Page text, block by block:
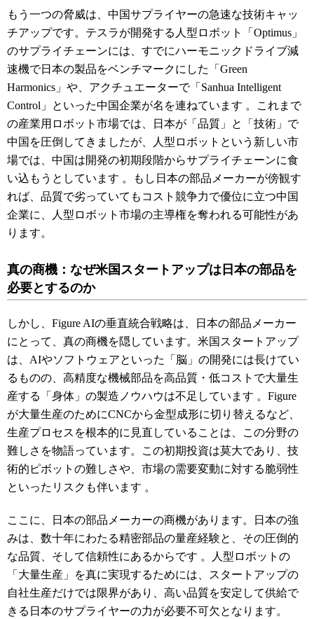
もう一つの脅威は、中国サプライヤーの急速な技術キャッ
チアップです。テスラが開発する人型ロボット「Optimus」
のサプライチェーンには、すでにハーモニックドライブ減
速機で日本の製品をベンチマークにした「Green
Harmonics」や、アクチュエーターで「Sanhua Intelligent
Control」といった中国企業が名を連ねています 。これまで
の産業用ロボット市場では、日本が「品質」と「技術」で
中国を圧倒してきましたが、人型ロボットという新しい市
場では、中国は開発の初期段階からサプライチェーンに食
い込もうとしています 。もし日本の部品メーカーが傍観す
れば、品質で劣っていてもコスト競争力で優位に立つ中国
企業に、人型ロボット市場の主導権を奪われる可能性があ
ります。
真の商機：なぜ米国スタートアップは日本の部品を
必要とするのか
しかし、Figure AIの垂直統合戦略は、日本の部品メーカー
にとって、真の商機を隠しています。米国スタートアップ
は、AIやソフトウェアといった「脳」の開発には長けてい
るものの、高精度な機械部品を高品質・低コストで大量生
産する「身体」の製造ノウハウは不足しています 。Figure
が大量生産のためにCNCから金型成形に切り替えるなど、
生産プロセスを根本的に見直していることは、この分野の
難しさを物語っています。この初期投資は莫大であり、技
術的ピボットの難しさや、市場の需要変動に対する脆弱性
といったリスクも伴います 。
ここに、日本の部品メーカーの商機があります。日本の強
みは、数十年にわたる精密部品の量産経験と、その圧倒的
な品質、そして信頼性にあるからです 。人型ロボットの
「大量生産」を真に実現するためには、スタートアップの
自社生産だけでは限界があり、高い品質を安定して供給で
きる日本のサプライヤーの力が必要不可欠となります。